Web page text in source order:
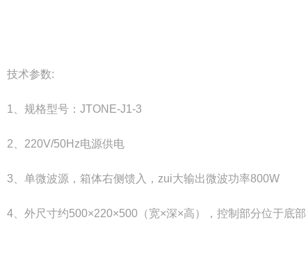
技术参数:
1 、规格型号：JTONE-J1-3
2 、220V/50Hz电源供电
3 、单微波源，箱体右侧馈入，zui大输出微波功率800W
4 、外尺寸约500×220×500（宽×深×高），控制部分位于底部